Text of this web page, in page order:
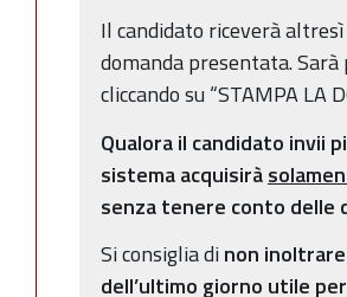
Il candidato riceverà
domanda presentata.
cliccando su “STAMPA LA
Qualora il candidato invii
sistema acquisirà
senza tenere conto delle
Si consiglia dinon
dell’ultimo giorno utile